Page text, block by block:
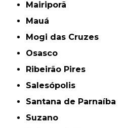
Mairiporã
Mauá
Mogi das Cruzes
Osasco
Ribeirão Pires
Salesópolis
Santana de Parnaíba
Suzano